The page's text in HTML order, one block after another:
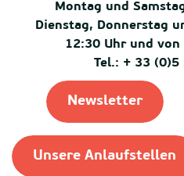
Montag und
Dienstag, Donnerstag
12:30 Uhr und
Tel.: + 33
Newsletter
Unsere Anlaufstellen